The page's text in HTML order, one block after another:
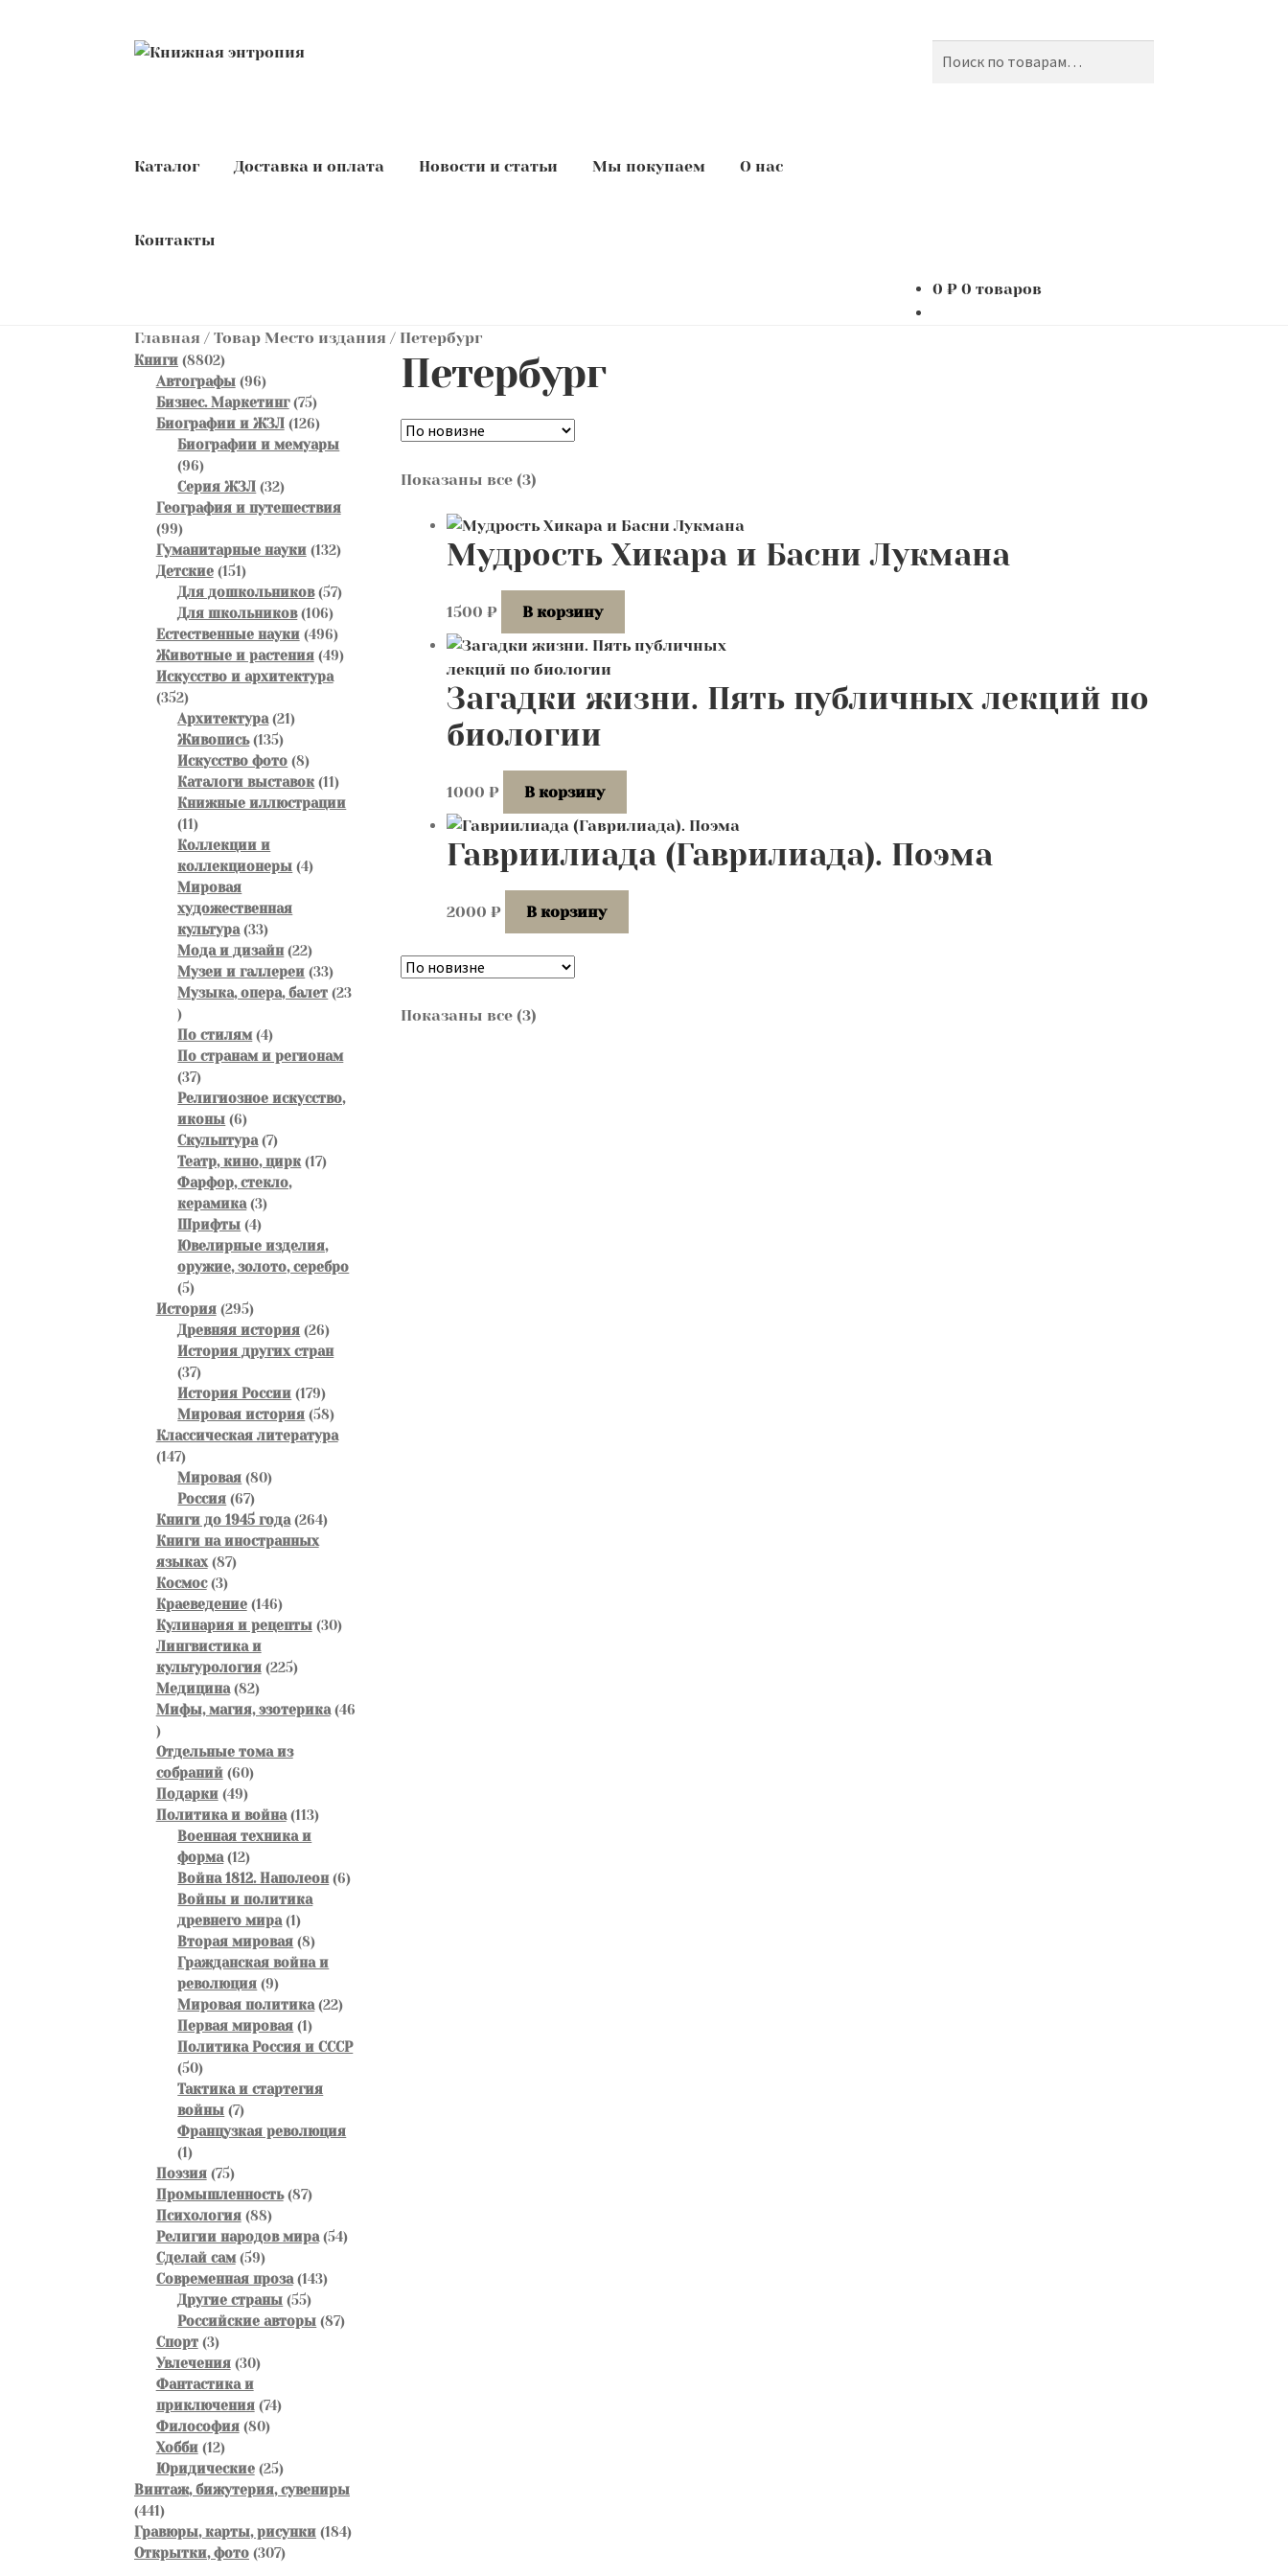
Перейти
Перейти
Каталог Доставка и оплата Новости и статьи Мы покупаем О нас
Контакты
0 ₽ 0 товаров
Главная /Товар Место издания / Петербург
Петербург
Показаны все (3)Сортировка:
недавние
Мудрость Хикара и Басни Лукмана
1500 ₽ В корзину
Загадки жизни. Пять публичных лекций по
биологии
1000 ₽ В корзину
Гавриилиада (Гаврилиада). Поэма
2000 ₽ В корзину
Показаны все (3)Сортировка:
Книги 88028802
товара
Автографы 9696
товаров
Бизнес. Маркетинг 7575
товаров
Биографии и ЖЗЛ 126126
товаров
Биографии и мемуары
9696
товаров
Серия ЖЗЛ 3232
товара
География и путешествия
9999
товаров
Гуманитарные науки 132132
Детские 151151
товар
Для дошкольников 5757
Для школьников 106106
товаров
Естественные науки 496496
товаров
Животные и растения 4949
Искусство и архитектура
352352
товара
Архитектура 2121
Живопись 135135
товаров
Искусство фото 88
товаров
Каталоги выставок 1111
товаров
Книжные иллюстрации
1111
товаров
Коллекции и
коллекционеры 44
Мировая
художественная
культура 3333
товара
Мода и дизайн 2222
товара
Музеи и галлереи 3333
товара
Музыка, опера, балет 23
23
товара
По стилям 44
товара
По странам и регионам
3737
товаров
Религиозное искусство,
иконы 66
товаров
Скульптура 77
товаров
Театр, кино, цирк 1717
Фарфор, стекло,
керамика 33
Шрифты 44
товара
Ювелирные изделия,
оружие, золото, серебро
55
товаров
История 295295
товаров
Древняя история 2626
товаров
История других стран
3737
товаров
История России 179179
товаров
Мировая история 5858
товаров
Классическая литература
147147
товаров
Мировая 8080
Россия 6767
товаров
Книги до 1945 года 264264
Книги на иностранных
языках 8787
Космос 33
товара
Краеведение 146146
товаров
Кулинария и рецепты 3030
Лингвистика и
культурология 225225
Медицина 8282
товара
Мифы, магия, эзотерика 46
46
товаров
Отдельные тома из
собраний 6060
товаров
Подарки 4949
товаров
Политика и война 113113
Военная техника и
форма 1212
товаров
Война 1812. Наполеон 66
Войны и политика
древнего мира 11
товар
Вторая мировая 88
товаров
Гражданская война и
революция 99
товаров
Мировая политика 2222
Первая мировая 11
товар
Политика Россия и СССР
5050
товаров
Тактика и стартегия
войны 77
товаров
Французкая революция
11
товар
Поэзия 7575
товаров
Промышленность 8787
Психология 8888
товаров
Религии народов мира 5454
Сделай сам 5959
товаров
Современная проза 143143
Другие страны 5555
товаров
Российские авторы 8787
Спорт 33
товара
Увлечения 3030
Фантастика и
приключения 7474
Философия 8080
Хобби 1212
товаров
Юридические 2525
товаров
Винтаж, бижутерия, сувениры
441441
товар
Гравюры, карты, рисунки 184184
Открытки, фото 307307